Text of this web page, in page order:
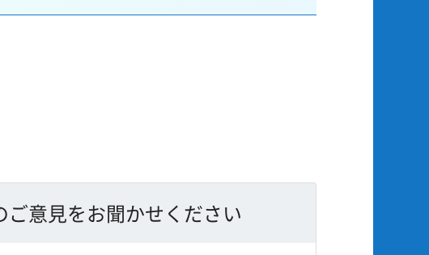
意見をお聞かせください